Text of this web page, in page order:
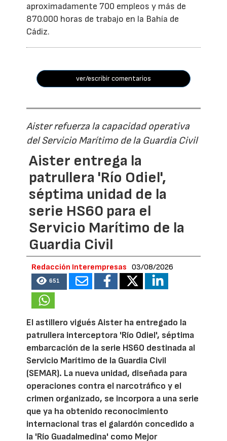
aproximadamente 700 empleos y más de
870.000 horas de trabajo en la Bahía de
Cádiz.
ver/escribir comentarios
Aister refuerza la capacidad operativa
del Servicio Marítimo de la Guardia Civil
Aister entrega la
patrullera 'Río Odiel',
séptima unidad de la
serie HS60 para el
Servicio Marítimo de la
Guardia Civil
Redacción Interempresas 03/08/2026
651
El astillero vigués Aister ha entregado la
patrullera interceptora 'Río Odiel', séptima
embarcación de la serie HS60 destinada al
Servicio Marítimo de la Guardia Civil
(SEMAR). La nueva unidad, diseñada para
operaciones contra el narcotráfico y el
crimen organizado, se incorpora a una serie
que ya ha obtenido reconocimiento
internacional tras el galardón concedido a
la 'Río Guadalmedina' como Mejor